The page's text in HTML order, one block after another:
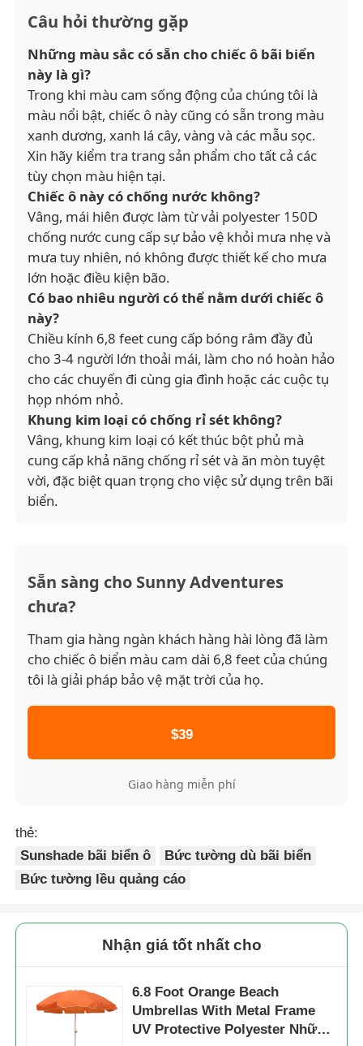
Câu hỏi thường gặp
Những màu sắc có sẵn cho chiếc ô bãi biển
này là gì?
Trong khi màu cam sống động của chúng tôi là
màu nổi bật, chiếc ô này cũng có sẵn trong màu
xanh dương, xanh lá cây, vàng và các mẫu sọc.
Xin hãy kiểm tra trang sản phẩm cho tất cả các
tùy chọn màu hiện tại.
Chiếc ô này có chống nước không?
Vâng, mái hiên được làm từ vải polyester 150D
chống nước cung cấp sự bảo vệ khỏi mưa nhẹ và
mưa tuy nhiên, nó không được thiết kế cho mưa
lớn hoặc điều kiện bão.
Có bao nhiêu người có thể nằm dưới chiếc ô
này?
Chiều kính 6,8 feet cung cấp bóng râm đầy đủ
cho 3-4 người lớn thoải mái, làm cho nó hoàn hảo
cho các chuyến đi cùng gia đình hoặc các cuộc tụ
họp nhóm nhỏ.
Khung kim loại có chống rỉ sét không?
Vâng, khung kim loại có kết thúc bột phủ mà
cung cấp khả năng chống rỉ sét và ăn mòn tuyệt
vời, đặc biệt quan trọng cho việc sử dụng trên bãi
biển.
Sẵn sàng cho Sunny Adventures
chưa?
Tham gia hàng ngàn khách hàng hài lòng đã làm
cho chiếc ô biển màu cam dài 6,8 feet của chúng
tôi là giải pháp bảo vệ mặt trời của họ.
$39
Giao hàng miễn phí
thẻ:
Sunshade bãi biển ô
Bức tường dù bãi biển
Bức tường lều quảng cáo
Nhận giá tốt nhất cho
6.8 Foot Orange Beach
Umbrellas With Metal Frame
UV Protective Polyester Những